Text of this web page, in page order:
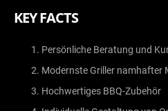
KEY FACTS
Persönliche Beratung und
Modernste Griller namhafter
Hochwertiges BBQ-Zubehör